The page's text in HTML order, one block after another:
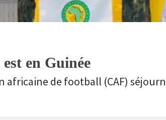
en Guinée
africaine de football (CAF)